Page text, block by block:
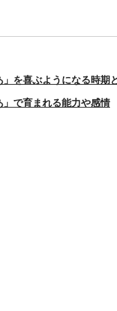
」を喜ぶようになる時期
」で育まれる能力や感情